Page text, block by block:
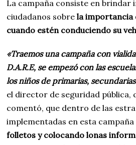
La campaña consiste en brindar
ciudadanos sobrela importancia
cuando estén conduciendo su
«Traemos una campaña con
D.A.R.E, se empezó con las
los niños de primarias,
el director de seguridad pública,
comentó, que dentro de las
implementadas en esta campaña
folletos y colocando lonas